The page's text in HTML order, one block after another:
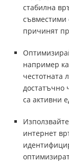
стабилна
съвместими
причинят
например
честотната
достатъчно
са активни
интернет